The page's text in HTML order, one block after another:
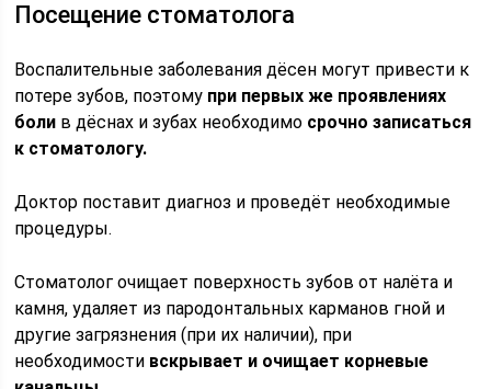
Посещение стоматолога
Воспалительные заболевания дёсен могут привести к
потере зубов, поэтому при первых же проявлениях
боли в дёснах и зубах необходимо срочно записаться
к стоматологу.
Доктор поставит диагноз и проведёт необходимые
процедуры.
Стоматолог очищает поверхность зубов от налёта и
камня, удаляет из пародонтальных карманов гной и
другие загрязнения (при их наличии), при
необходимости вскрывает и очищает корневые